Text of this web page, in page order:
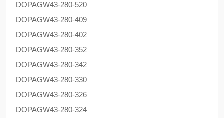
DOPAGW43-280-520
DOPAGW43-280-409
DOPAGW43-280-402
DOPAGW43-280-352
DOPAGW43-280-342
DOPAGW43-280-330
DOPAGW43-280-326
DOPAGW43-280-324